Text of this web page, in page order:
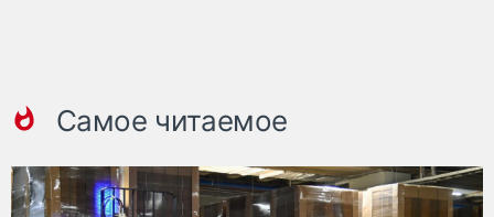
Самое читаемое